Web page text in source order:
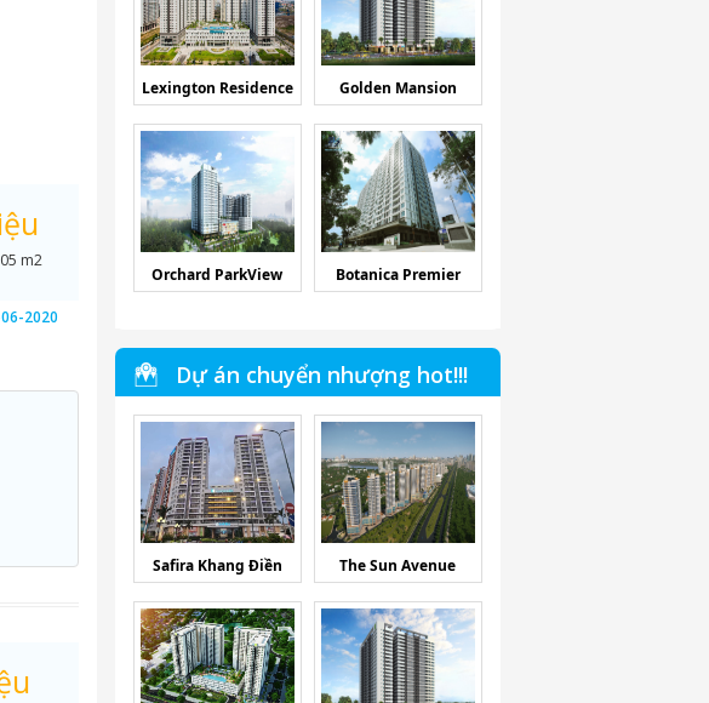
m2
2020
Lexington Residence Golden Mansion
Orchard ParkView Botanica Premier
Dự án chuyển nhượng hot!!!
Safira Khang Điền The Sun Avenue